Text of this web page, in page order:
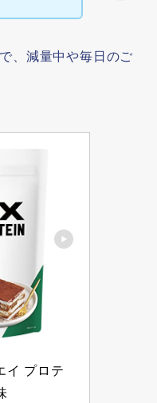
、減量中や毎日のご
イ プロテ